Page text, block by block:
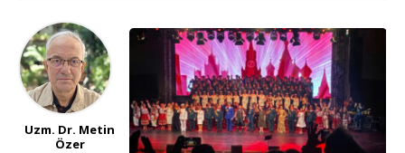
Uzm. Dr. Metin
Özer